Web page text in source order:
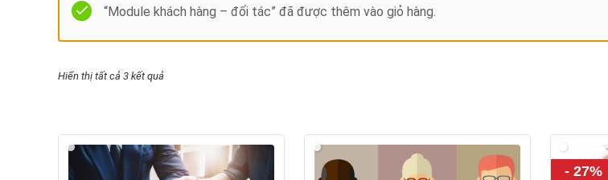
“Module khách hàng – đối tác” đã được thêm vào giỏ hàng.
Hiển thị tất cả 3 kết quả
- 27%